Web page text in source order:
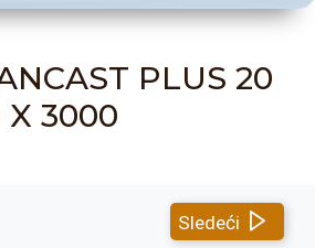
PLUS 20
X 3000
Sledeći